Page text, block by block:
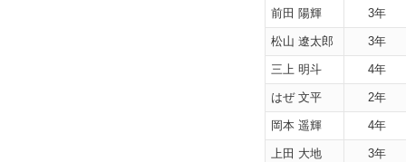
前田 陽輝 3年
松山 遼太郎 3年
三上 明斗 4年
はぜ 文平 2年
岡本 遥輝 4年
上田 大地 3年